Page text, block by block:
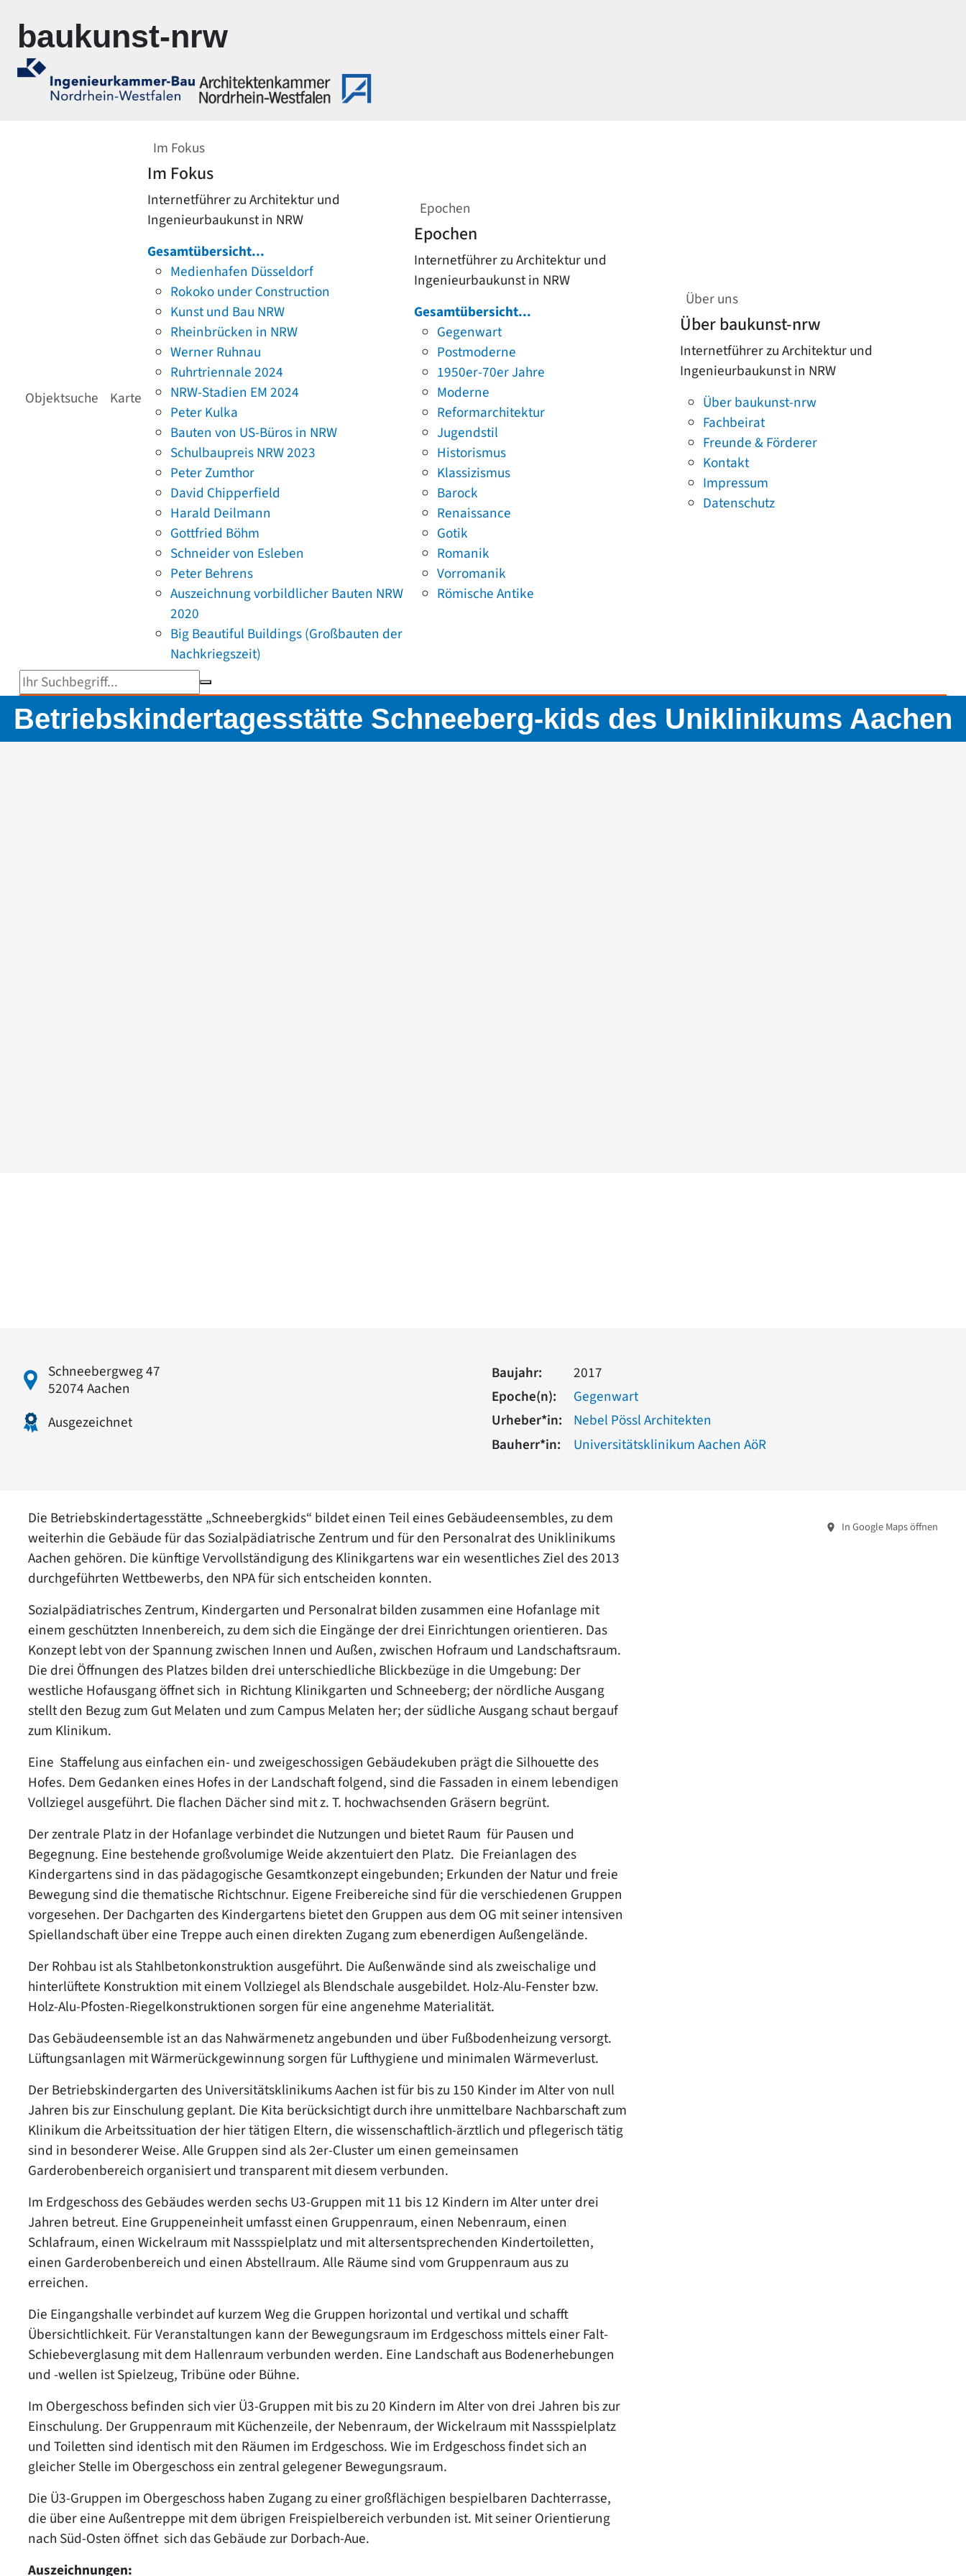
baukunst-nrw
Objektsuche Karte
Im Fokus
Im Fokus
Internetführer zu Architektur und
Ingenieurbaukunst in NRW
Gesamtübersicht...
Medienhafen Düsseldorf
Rokoko under Construction
Kunst und Bau NRW
Rheinbrücken in NRW
Werner Ruhnau
Ruhrtriennale 2024
NRW-Stadien EM 2024
Peter Kulka
Bauten von US-Büros in NRW
Schulbaupreis NRW 2023
Peter Zumthor
David Chipperfield
Harald Deilmann
Gottfried Böhm
Schneider von Esleben
Peter Behrens
Auszeichnung vorbildlicher Bauten NRW
2020
Big Beautiful Buildings (Großbauten der
Nachkriegszeit)
Epochen
Epochen
Internetführer zu Architektur und
Ingenieurbaukunst in NRW
Gesamtübersicht...
Gegenwart
Postmoderne
1950er-70er Jahre
Moderne
Reformarchitektur
Jugendstil
Historismus
Klassizismus
Barock
Renaissance
Gotik
Romanik
Vorromanik
Römische Antike
Über uns
Über baukunst-nrw
Internetführer zu Architektur und
Ingenieurbaukunst in NRW
Über baukunst-nrw
Fachbeirat
Freunde & Förderer
Kontakt
Impressum
Datenschutz
Suchbegriff eingeben
Betriebskindertagesstätte Schneeberg-kids des Uniklinikums Aachen
Schneebergweg 47
52074 Aachen
Ausgezeichnet
Baujahr:
2017
Epoche(n):
Gegenwart
Urheber*in:
Nebel Pössl Architekten
Bauherr*in:
Universitätsklinikum Aachen AöR
Die Betriebskindertagesstätte „Schneebergkids“ bildet einen Teil eines Gebäudeensembles, zu dem
weiterhin die Gebäude für das Sozialpädiatrische Zentrum und für den Personalrat des Uniklinikums
Aachen gehören. Die künftige Vervollständigung des Klinikgartens war ein wesentliches Ziel des 2013
durchgeführten Wettbewerbs, den NPA für sich entscheiden konnten.
Sozialpädiatrisches Zentrum, Kindergarten und Personalrat bilden zusammen eine Hofanlage mit
einem geschützten Innenbereich, zu dem sich die Eingänge der drei Einrichtungen orientieren. Das
Konzept lebt von der Spannung zwischen Innen und Außen, zwischen Hofraum und Landschaftsraum.
Die drei Öffnungen des Platzes bilden drei unterschiedliche Blickbezüge in die Umgebung: Der
westliche Hofausgang öffnet sich in Richtung Klinikgarten und Schneeberg; der nördliche Ausgang
stellt den Bezug zum Gut Melaten und zum Campus Melaten her; der südliche Ausgang schaut bergauf
zum Klinikum.
Eine Staffelung aus einfachen ein- und zweigeschossigen Gebäudekuben prägt die Silhouette des
Hofes. Dem Gedanken eines Hofes in der Landschaft folgend, sind die Fassaden in einem lebendigen
Vollziegel ausgeführt. Die flachen Dächer sind mit z. T. hochwachsenden Gräsern begrünt.
Der zentrale Platz in der Hofanlage verbindet die Nutzungen und bietet Raum für Pausen und
Begegnung. Eine bestehende großvolumige Weide akzentuiert den Platz. Die Freianlagen des
Kindergartens sind in das pädagogische Gesamtkonzept eingebunden; Erkunden der Natur und freie
Bewegung sind die thematische Richtschnur. Eigene Freibereiche sind für die verschiedenen Gruppen
vorgesehen. Der Dachgarten des Kindergartens bietet den Gruppen aus dem OG mit seiner intensiven
Spiellandschaft über eine Treppe auch einen direkten Zugang zum ebenerdigen Außengelände.
Der Rohbau ist als Stahlbetonkonstruktion ausgeführt. Die Außenwände sind als zweischalige und
hinterlüftete Konstruktion mit einem Vollziegel als Blendschale ausgebildet. Holz-Alu-Fenster bzw.
Holz-Alu-Pfosten-Riegelkonstruktionen sorgen für eine angenehme Materialität.
Das Gebäudeensemble ist an das Nahwärmenetz angebunden und über Fußbodenheizung versorgt.
Lüftungsanlagen mit Wärmerückgewinnung sorgen für Lufthygiene und minimalen Wärmeverlust.
Der Betriebskindergarten des Universitätsklinikums Aachen ist für bis zu 150 Kinder im Alter von null
Jahren bis zur Einschulung geplant. Die Kita berücksichtigt durch ihre unmittelbare Nachbarschaft zum
Klinikum die Arbeitssituation der hier tätigen Eltern, die wissenschaftlich-ärztlich und pflegerisch tätig
sind in besonderer Weise. Alle Gruppen sind als 2er-Cluster um einen gemeinsamen
Garderobenbereich organisiert und transparent mit diesem verbunden.
Im Erdgeschoss des Gebäudes werden sechs U3-Gruppen mit 11 bis 12 Kindern im Alter unter drei
Jahren betreut. Eine Gruppeneinheit umfasst einen Gruppenraum, einen Nebenraum, einen
Schlafraum, einen Wickelraum mit Nassspielplatz und mit altersentsprechenden Kindertoiletten,
einen Garderobenbereich und einen Abstellraum. Alle Räume sind vom Gruppenraum aus zu
erreichen.
Die Eingangshalle verbindet auf kurzem Weg die Gruppen horizontal und vertikal und schafft
Übersichtlichkeit. Für Veranstaltungen kann der Bewegungsraum im Erdgeschoss mittels einer Falt-
Schiebeverglasung mit dem Hallenraum verbunden werden. Eine Landschaft aus Bodenerhebungen
und -wellen ist Spielzeug, Tribüne oder Bühne.
Im Obergeschoss befinden sich vier Ü3-Gruppen mit bis zu 20 Kindern im Alter von drei Jahren bis zur
Einschulung. Der Gruppenraum mit Küchenzeile, der Nebenraum, der Wickelraum mit Nassspielplatz
und Toiletten sind identisch mit den Räumen im Erdgeschoss. Wie im Erdgeschoss findet sich an
gleicher Stelle im Obergeschoss ein zentral gelegener Bewegungsraum.
Die Ü3-Gruppen im Obergeschoss haben Zugang zu einer großflächigen bespielbaren Dachterrasse,
die über eine Außentreppe mit dem übrigen Freispielbereich verbunden ist. Mit seiner Orientierung
nach Süd-Osten öffnet sich das Gebäude zur Dorbach-Aue.
Auszeichnungen:
In Google Maps öffnen